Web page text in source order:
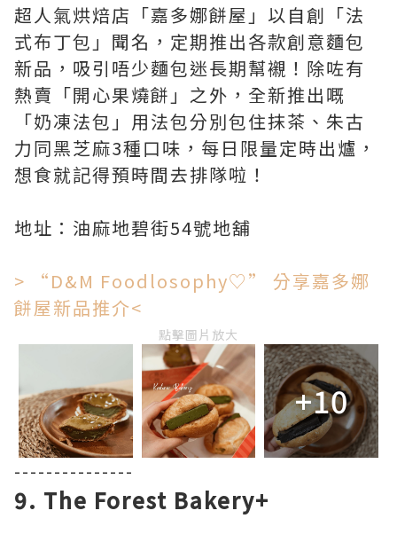
超人氣烘焙店「嘉多娜餅屋」以自創「法
式布丁包」聞名，定期推出各款創意麵包
新品，吸引唔少麵包迷長期幫襯！除咗有
熱賣「開心果燒餅」之外，全新推出嘅
「奶凍法包」用法包分別包住抹茶、朱古
力同黑芝麻3種口味，每日限量定時出爐，
想食就記得預時間去排隊啦！
地址：油麻地碧街54號地舖
> “D&M Foodlosophy♡” 分享嘉多娜
餅屋新品推介<
點擊圖片放大
+10
---------------
9. The Forest Bakery+